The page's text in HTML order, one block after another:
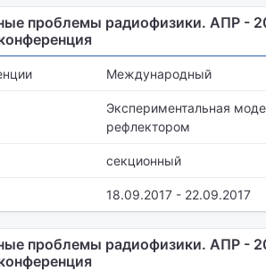
проблемы радиофизики. АПР -
Международный
Экспериментальная
рефлектором
секционный
18.09.2017 - 22.09.2017
проблемы радиофизики. АПР -